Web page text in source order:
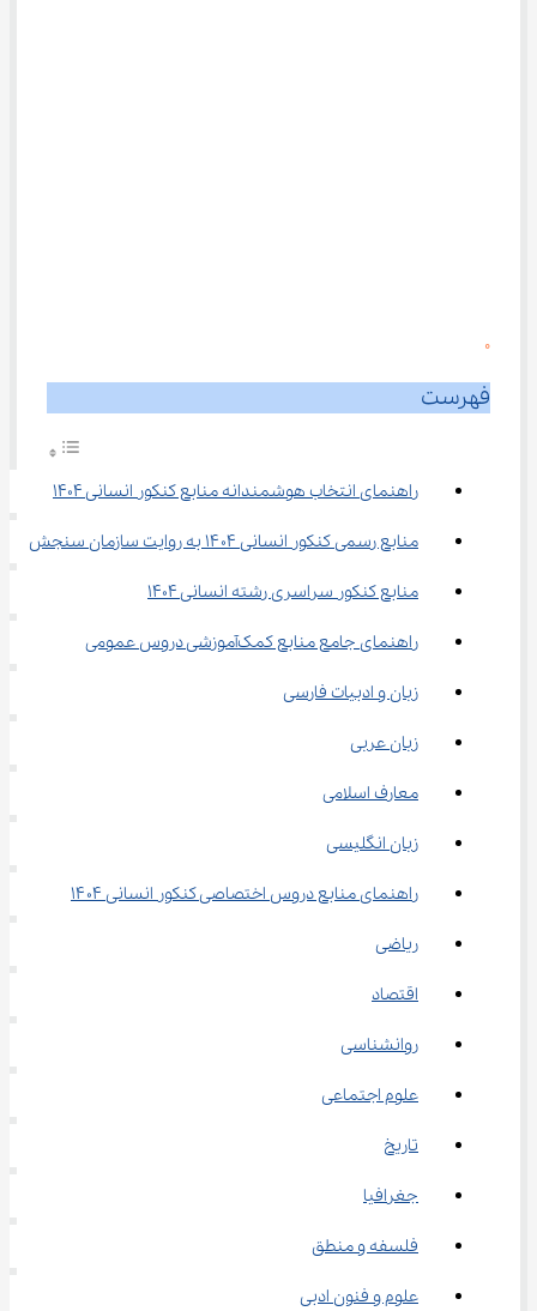
0
فهرست
راهنمای انتخاب هوشمندانه منابع کنکور انسانی 1404
منابع رسمی کنکور انسانی ۱۴۰۴ به روایت سازمان سنجش
منابع کنکور سراسری رشته انسانی 1404
راهنمای جامع منابع کمک‌آموزشی دروس عمومی
زبان و ادبیات فارسی
زبان عربی
معارف اسلامی
زبان انگلیسی
راهنمای منابع دروس اختصاصی کنکور انسانی ۱۴۰۴
ریاضی
اقتصاد
روانشناسی
علوم اجتماعی
تاریخ
جغرافیا
فلسفه و منطق
علوم و فنون ادبی